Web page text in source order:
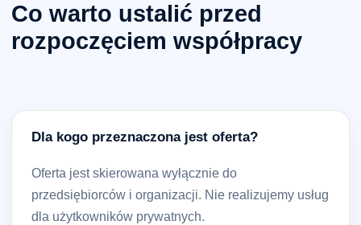
Co warto ustalić przed
rozpoczęciem współpracy
Dla kogo przeznaczona jest oferta?
Oferta jest skierowana wyłącznie do
przedsiębiorców i organizacji. Nie realizujemy usług
dla użytkowników prywatnych.